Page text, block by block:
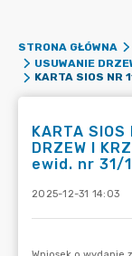
STRONA GŁÓWNA
USUWANIE
KARTA
DRZEW I
ewid. nr 31/
2025-12-31 14:03